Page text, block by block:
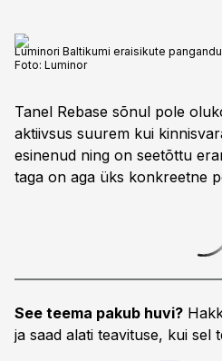
Luminori Baltikumi eraisikute
Foto: Luminor
Tanel Rebase sõnul pole
aktiivsus suurem kui
esinenud ning on seetõttu
taga on aga üks konkreetne
See teema pakub huvi?
ja saad alati teavituse, kui sel